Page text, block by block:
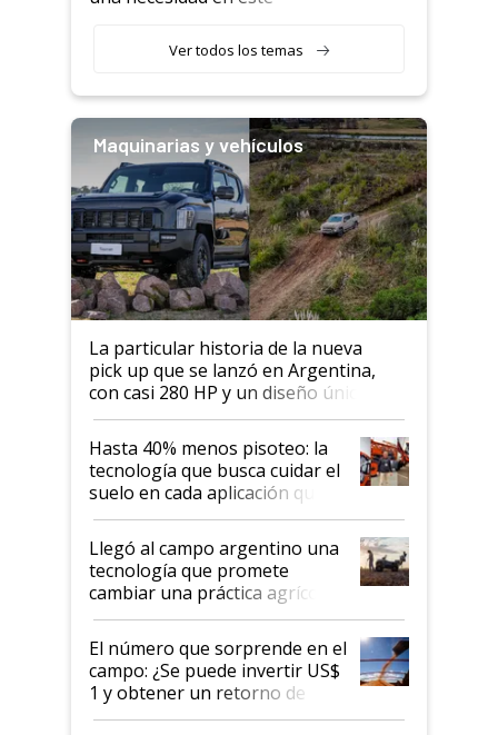
Ver todos los temas
Maquinarias y vehículos
La particular historia de la nueva
pick up que se lanzó en Argentina,
con casi 280 HP y un diseño único: a
cuánto se vende
Hasta 40% menos pisoteo: la
tecnología que busca cuidar el
suelo en cada aplicación que
llevó Jacto al Congreso
Aapresid 2026
Llegó al campo argentino una
tecnología que promete
cambiar una práctica agrícola
clave: ¿Y si analizar el suelo
fuera tan simple como apretar
un botón?
El número que sorprende en el
campo: ¿Se puede invertir US$
1 y obtener un retorno de
hasta US$ 10 en agricultura?